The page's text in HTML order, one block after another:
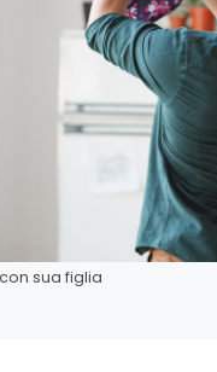
sua figlia